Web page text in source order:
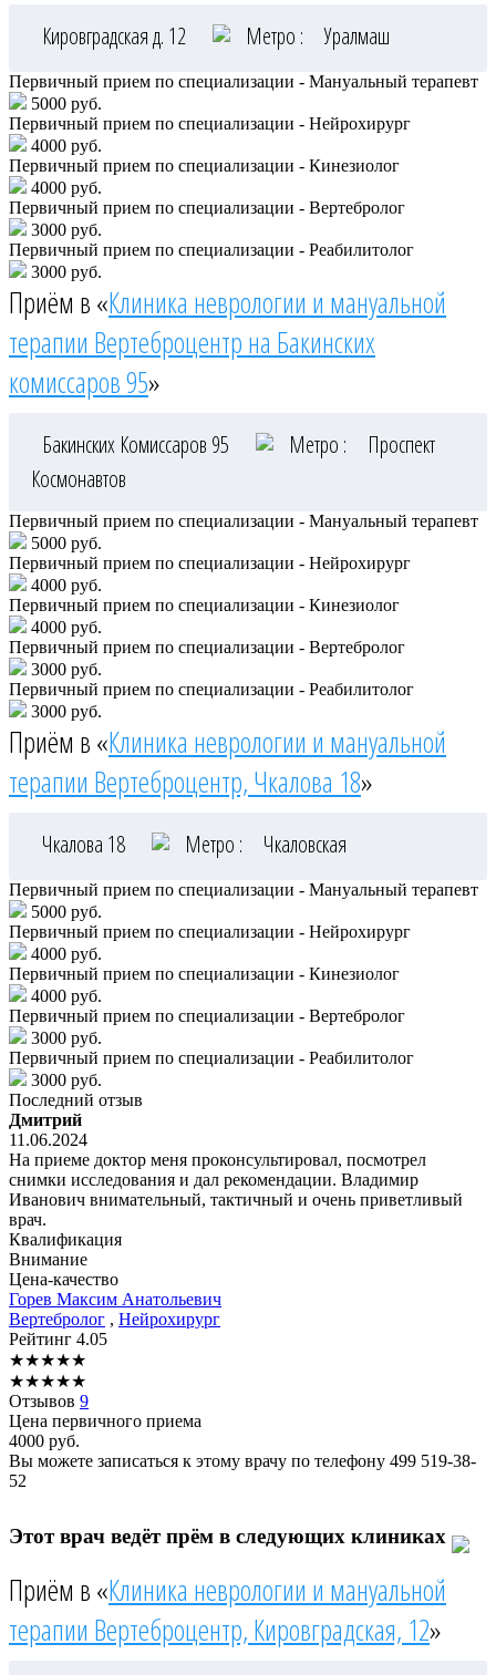
Кировградская д. 12 Метро : Уралмаш
Первичный прием по специализации - Мануальный терапевт
5000 руб.
Первичный прием по специализации - Нейрохирург
4000 руб.
Первичный прием по специализации - Кинезиолог
4000 руб.
Первичный прием по специализации - Вертебролог
3000 руб.
Первичный прием по специализации - Реабилитолог
3000 руб.
Приём в «Клиника неврологии и мануальной
терапии Вертеброцентр на Бакинских
комиссаров 95»
Бакинских Комиссаров 95 Метро :
Проспект
Космонавтов
Первичный прием по специализации - Мануальный терапевт
5000 руб.
Первичный прием по специализации - Нейрохирург
4000 руб.
Первичный прием по специализации - Кинезиолог
4000 руб.
Первичный прием по специализации - Вертебролог
3000 руб.
Первичный прием по специализации - Реабилитолог
3000 руб.
Приём в «Клиника неврологии и мануальной
терапии Вертеброцентр, Чкалова 18»
Чкалова 18 Метро : Чкаловская
Первичный прием по специализации - Мануальный терапевт
5000 руб.
Первичный прием по специализации - Нейрохирург
4000 руб.
Первичный прием по специализации - Кинезиолог
4000 руб.
Первичный прием по специализации - Вертебролог
3000 руб.
Первичный прием по специализации - Реабилитолог
3000 руб.
Последний отзыв
Дмитрий
11.06.2024
На приеме доктор меня проконсультировал, посмотрел
снимки исследования и дал рекомендации. Владимир
Иванович внимательный, тактичный и очень приветливый
врач.
Квалификация
Внимание
Цена-качество
Горев Максим Анатольевич
Вертебролог , Нейрохирург
Рейтинг 4.05
★★★★★
★★★★★
Отзывов 9
Цена первичного приема
4000 руб.
Вы можете записаться к этому врачу по телефону 499 519-38-
52
Этот врач ведёт прём в следующих клиниках
Приём в «Клиника неврологии и мануальной
терапии Вертеброцентр, Кировградская, 12»